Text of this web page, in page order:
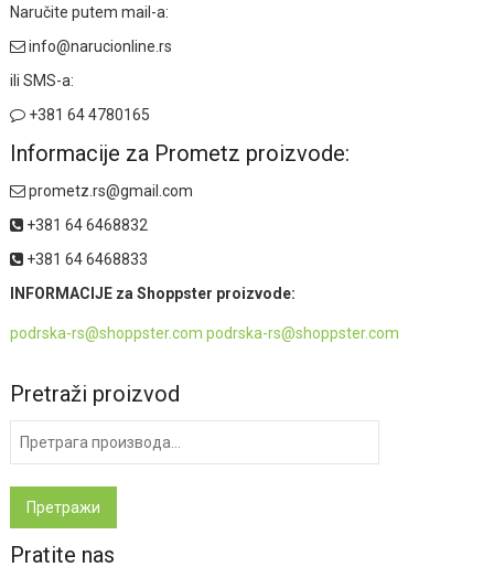
Naručite putem mail-a:
info@narucionline.rs
ili SMS-a:
+381 64 4780165
Informacije za Prometz proizvode:
prometz.rs@gmail.com
+381 64 6468832
+381 64 6468833
INFORMACIJE za Shoppster proizvode:
podrska-rs@shoppster.com podrska-rs@shoppster.com
Pretraži proizvod
Претражи
Pratite nas